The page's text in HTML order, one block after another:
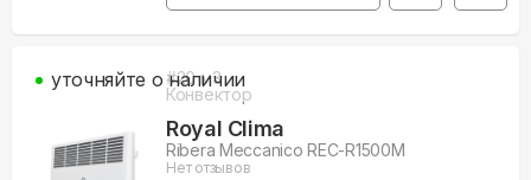
#20м3
Конвектор
Royal Clima
Ribera Meccanico REC-R1500M
Нет отзывов
уточняйте о наличии